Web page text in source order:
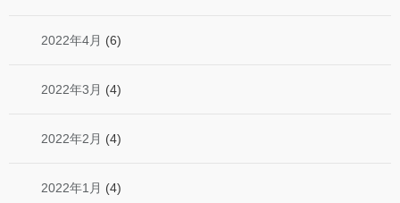
2022年4月 (6)
2022年3月 (4)
2022年2月 (4)
2022年1月 (4)